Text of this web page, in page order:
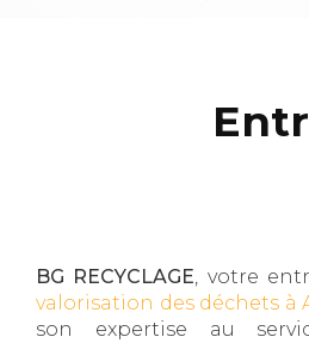
BG RECYCLAGE, votre
valorisation des déchets à
son expertise au